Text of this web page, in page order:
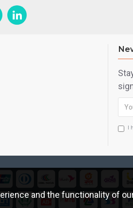
I
and the functionality of